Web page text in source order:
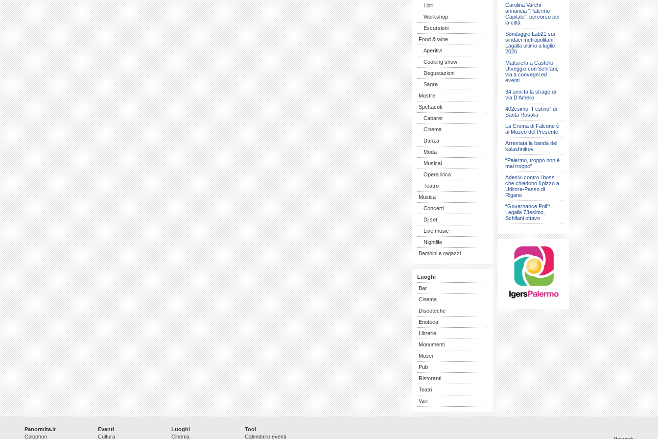
Libri
Workshop
Escursioni
Food & wine
Aperitivi
Cooking show
Degustazioni
Sagre
Mostre
Spettacoli
Cabaret
Cinema
Danza
Moda
Musical
Opera lirica
Teatro
Musica
Concerti
Dj set
Live music
Nightlife
Bambini e ragazzi
Luoghi
Bar
Cinema
Discoteche
Enoteca
Librerie
Monumenti
Musei
Pub
Ristoranti
Teatri
Vari
Carolina Varchi
annuncia “Palermo
Capitale”, percorso per
la città
Sondaggio Lab21 sui
sindaci metropolitani,
Lagalla ultimo a luglio
2026
Mattarella a Castello
Utveggio con Schifani,
via a convegni ed
eventi
34 anni fa la strage di
via D’Amelio
402esimo “Festino” di
Santa Rosalia
La Croma di Falcone è
al Museo del Presente
Arrestata la banda del
kalashnikov
“Palermo, troppo non è
mai troppo”
Adesivi contro i boss
che chiedono il pizzo a
Uditore-Passo di
Rigano
“Governance Poll”:
Lagalla 73esimo,
Schifani ottavo
Panormita.it
Colophon
Eventi
Cultura
Luoghi
Cinema
Tool
Calendario eventi